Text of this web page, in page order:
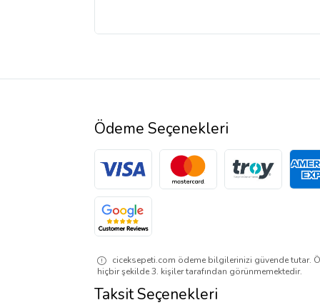
Ödeme Seçenekleri
ciceksepeti.com ödeme bilgilerinizi güvende tutar.
hiçbir şekilde 3. kişiler tarafından görünmemektedir.
Taksit Seçenekleri